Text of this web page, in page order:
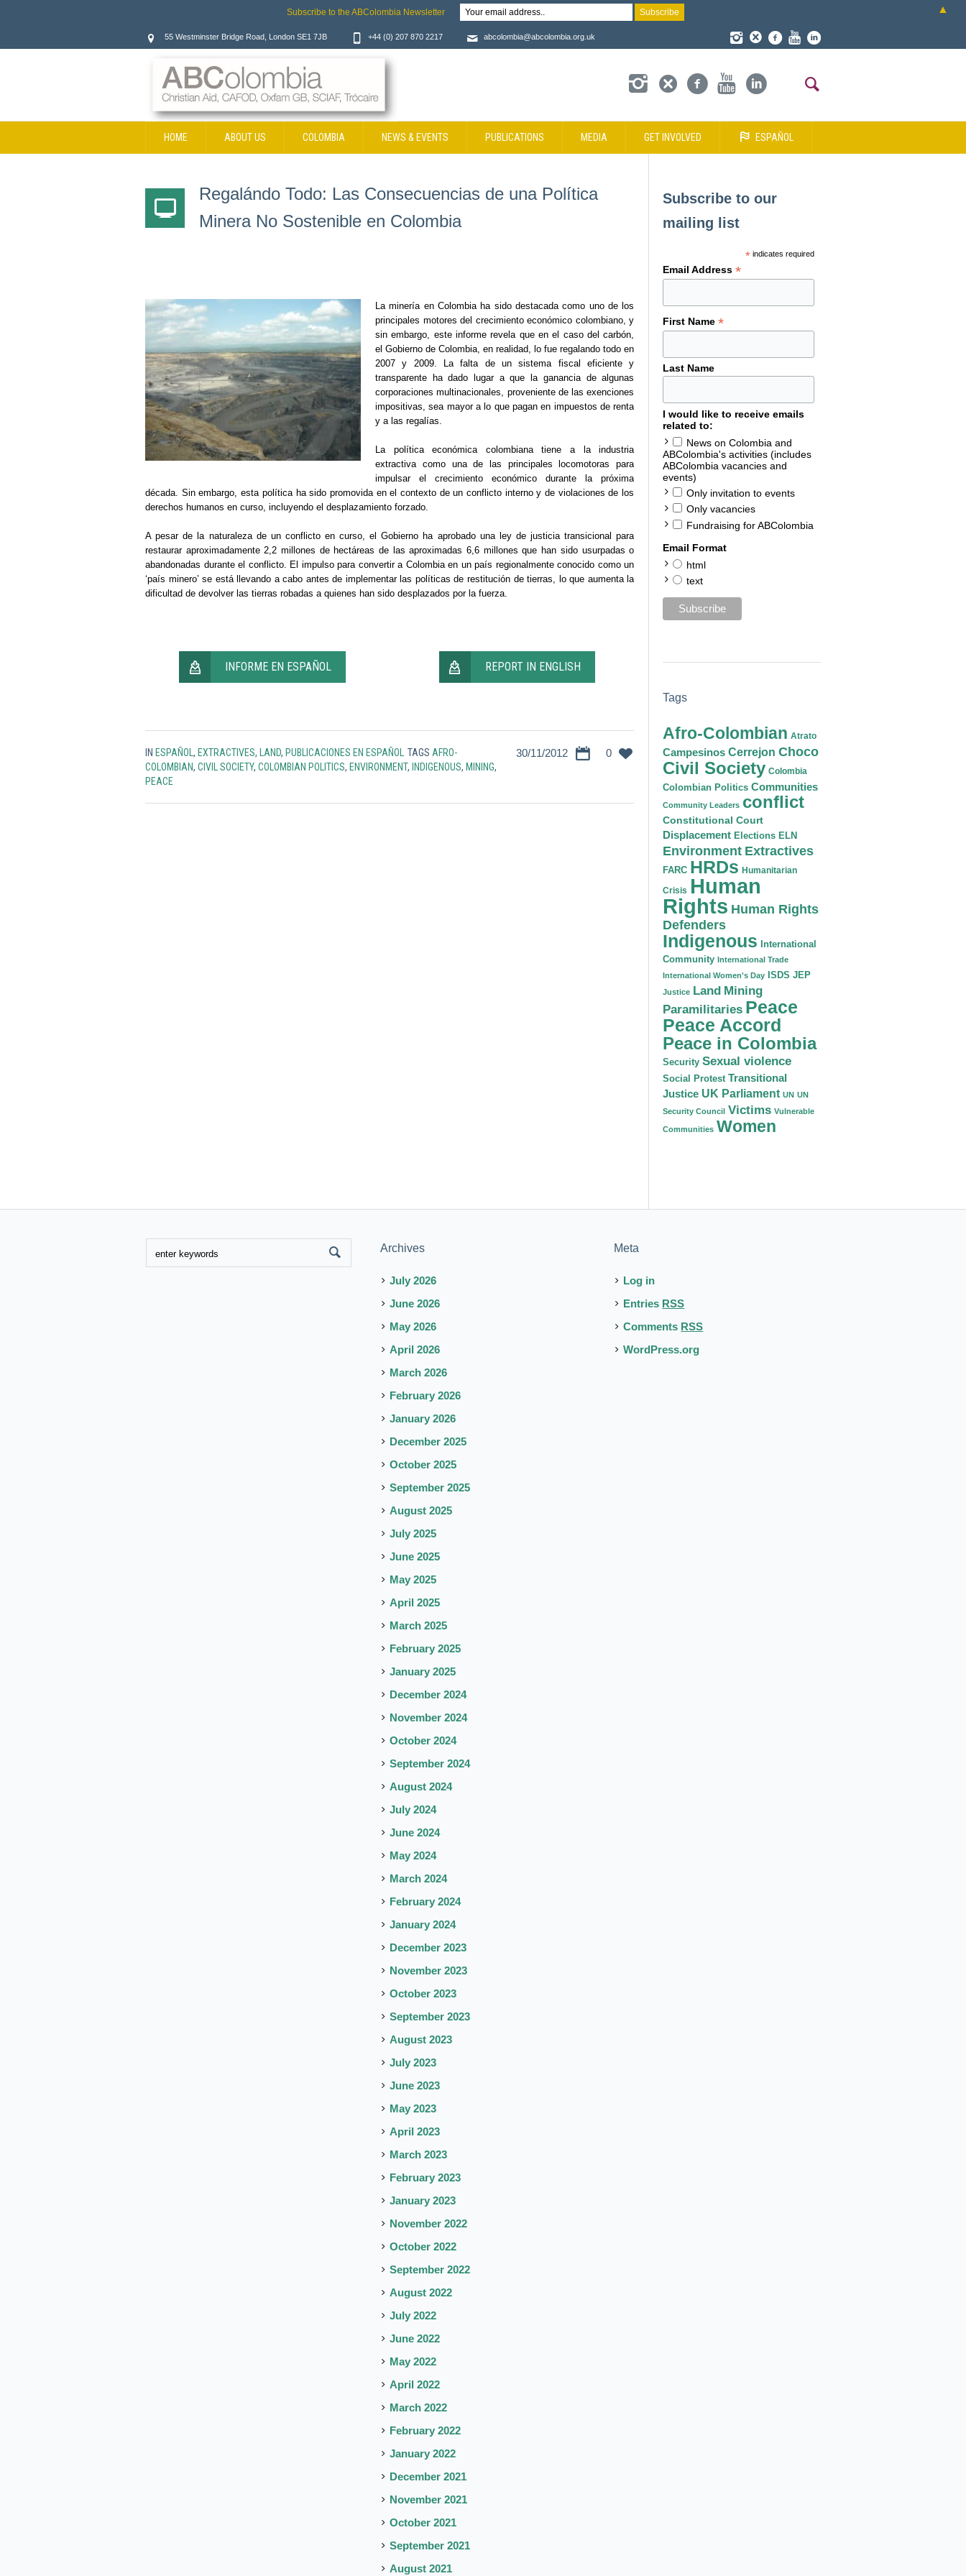
55 Westminster Bridge Road, London SE1 7JB +44 (0) 207 870 2217 abcolombia@abcolombia.org.uk
HOME ABOUT US COLOMBIA NEWS & EVENTS PUBLICATIONS MEDIA GET INVOLVED ESPAÑOL
Regalándo Todo: Las Consecuencias de una Política
Minera No Sostenible en Colombia
La minería en Colombia ha sido destacada como uno de los
principales motores del crecimiento económico colombiano, y
sin embargo, este informe revela que en el caso del carbón,
el Gobierno de Colombia, en realidad, lo fue regalando todo en
2007 y 2009. La falta de un sistema fiscal eficiente y
transparente ha dado lugar a que la ganancia de algunas
corporaciones multinacionales, proveniente de las exenciones
impositivas, sea mayor a lo que pagan en impuestos de renta
y a las regalías.
La política económica colombiana tiene a la industria
extractiva como una de las principales locomotoras para
impulsar el crecimiento económico durante la próxima
década. Sin embargo, esta política ha sido promovida en el contexto de un conflicto interno y de violaciones de los
derechos humanos en curso, incluyendo el desplazamiento forzado.
A pesar de la naturaleza de un conflicto en curso, el Gobierno ha aprobado una ley de justicia transicional para
restaurar aproximadamente 2,2 millones de hectáreas de las aproximadas 6,6 millones que han sido usurpadas o
abandonadas durante el conflicto. El impulso para convertir a Colombia en un país regionalmente conocido como un
‘país minero’ se está llevando a cabo antes de implementar las políticas de restitución de tierras, lo que aumenta la
dificultad de devolver las tierras robadas a quienes han sido desplazados por la fuerza.
INFORME EN ESPAÑOL REPORT IN ENGLISH
30/11/2012 0
IN ESPAÑOL , EXTRACTIVES, LAND, PUBLICACIONES EN ESPAÑOL TAGS AFRO-
COLOMBIAN, CIVIL SOCIETY, COLOMBIAN POLITICS, ENVIRONMENT, INDIGENOUS, MINING,
PEACE
Subscribe to our
mailing list
* indicates required
Email Address*
First Name*
Last Name
I would like to receive emails
related to:
News on Colombia and
ABColombia's activities (includes
ABColombia vacancies and
events)
Only invitation to events
Only vacancies
Fundraising for ABColombia
Email Format
html
text
Tags
Afro-Colombian Atrato
Campesinos Cerrejon Choco
Civil Society Colombia
Colombian Politics Communities
Community Leaders conflict
Constitutional Court
Displacement Elections ELN
Environment Extractives
FARC HRDs Humanitarian
Crisis Human
Rights Human Rights
Defenders
Indigenous International
Community International Trade
International Women's Day ISDS JEP
Justice Land Mining
Paramilitaries Peace
Peace Accord
Peace in Colombia
Security Sexual violence
Social Protest Transitional
Justice UK Parliament UN UN
Security Council Victims Vulnerable
Communities Women
Archives
July 2026
June 2026
May 2026
April 2026
March 2026
February 2026
January 2026
December 2025
October 2025
September 2025
August 2025
July 2025
June 2025
May 2025
April 2025
March 2025
February 2025
January 2025
December 2024
November 2024
October 2024
September 2024
August 2024
July 2024
June 2024
May 2024
March 2024
February 2024
January 2024
December 2023
November 2023
October 2023
September 2023
August 2023
July 2023
June 2023
May 2023
April 2023
March 2023
February 2023
January 2023
November 2022
October 2022
September 2022
August 2022
July 2022
June 2022
May 2022
April 2022
March 2022
February 2022
January 2022
December 2021
November 2021
October 2021
September 2021
August 2021
Meta
Log in
Entries RSS
Comments RSS
WordPress.org
Subscribe to the ABColombia Newsletter ▲